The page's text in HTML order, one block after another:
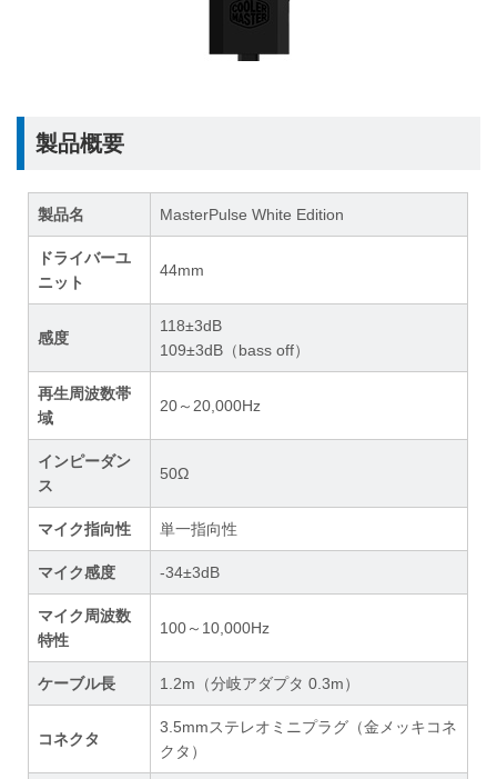
製品概要
製品名 MasterPulse White Edition
ドライバーユ
ニット
44mm
感度
118±3dB
109±3dB（bass off）
再生周波数帯
域
20～20,000Hz
インピーダン
ス
50Ω
マイク指向性 単一指向性
マイク感度 -34±3dB
マイク周波数
特性
100～10,000Hz
ケーブル長 1.2m（分岐アダプタ 0.3m）
コネクタ
3.5mmステレオミニプラグ（金メッキコネ
クタ）